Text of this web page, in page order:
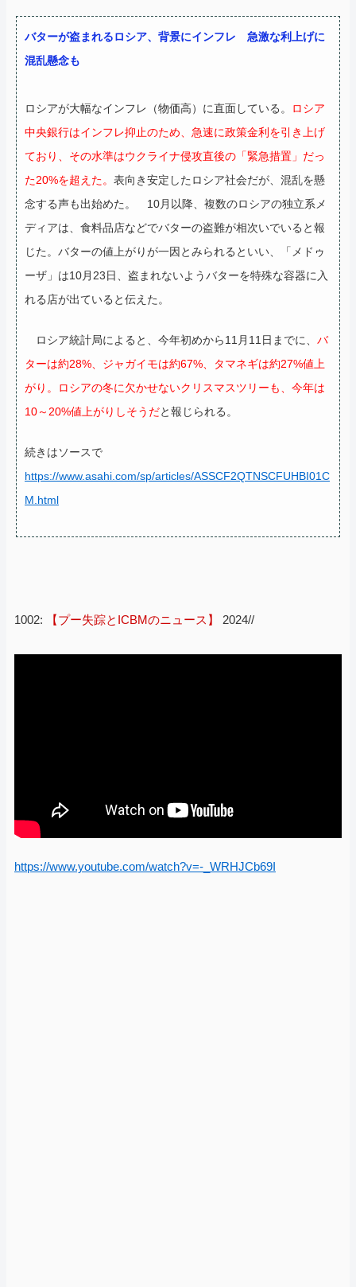
バターが盗まれるロシア、背景にインフレ 急激な利上げに
混乱懸念も
ロシアが大幅なインフレ（物価高）に直面している。
ロシア
中央銀行はインフレ抑止のため、急速に政策金利を引き上げ
ており、その水準はウクライナ侵攻直後の「緊急措置」だっ
た20%を超えた。 表向き安定したロシア社会だが、混乱を懸
念する声も出始めた。
10月以降、複数のロシアの独立系メ
ディアは、食料品店などでバターの盗難が相次いでいると報
じた。バターの値上がりが一因とみられるといい、「メドゥ
ーザ」は10月23日、盗まれないようバターを特殊な容器に入
れる店が出ていると伝えた。
ロシア統計局によると、今年初めから11月11日までに、 バ
ターは約28%、ジャガイモは約67%、タマネギは約27%値上
がり。ロシアの冬に欠かせないクリスマスツリーも、今年は
10～20%値上がりしそうだと報じられる。
続きはソースで
https://www.asahi.com/sp/articles/ASSCF2QTNSCFUHBI01C
M.html
1002: 【プー失踪とICBMのニュース】 2024//
https://www.youtube.com/watch?v=-_WRHJCb69I